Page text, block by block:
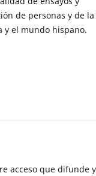
de personas y de la
y el mundo hispano.
acceso que difunde y